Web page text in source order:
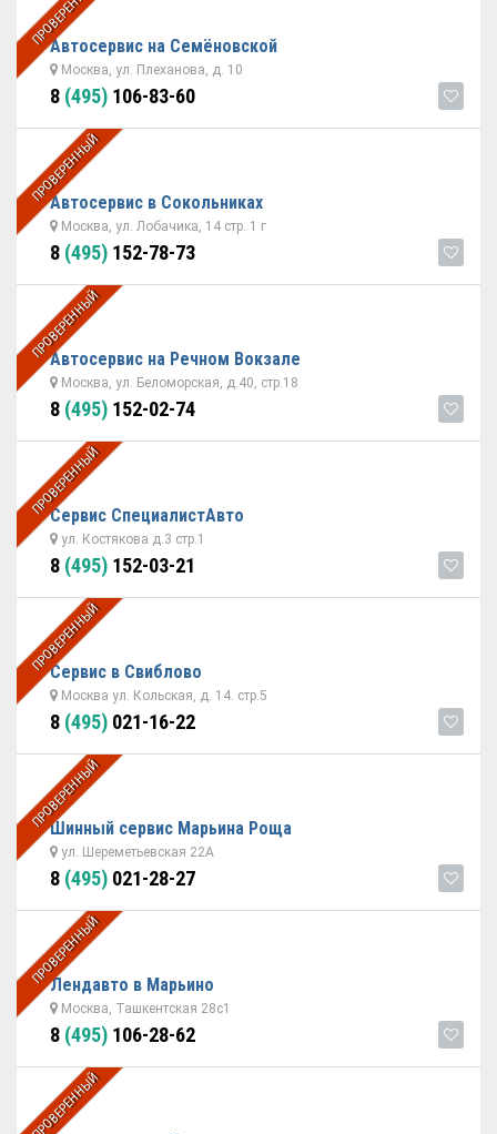
Автосервис на Семёновской
Москва, ул. Плеханова, д. 10
8 (495) 106-83-60
ПРОВЕРЕННЫЙ
Автосервис в Сокольниках
Москва, ул. Лобачика, 14 стр. 1 г
8 (495) 152-78-73
ПРОВЕРЕННЫЙ
Автосервис на Речном Вокзале
Москва, ул. Беломорская, д.40, стр.18
8 (495) 152-02-74
ПРОВЕРЕННЫЙ
Сервис СпециалистАвто
ул. Костякова д.3 стр.1
8 (495) 152-03-21
ПРОВЕРЕННЫЙ
Сервис в Свиблово
Москва ул. Кольская, д. 14. стр.5
8 (495) 021-16-22
ПРОВЕРЕННЫЙ
Шинный сервис Марьина Роща
ул. Шереметьевская 22А
8 (495) 021-28-27
ПРОВЕРЕННЫЙ
Лендавто в Марьино
Москва, Ташкентская 28с1
8 (495) 106-28-62
ПРОВЕРЕННЫЙ